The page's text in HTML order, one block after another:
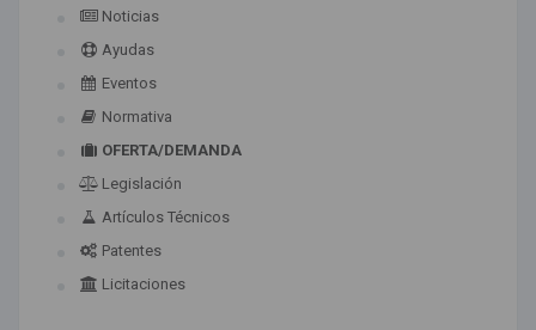
Noticias
Ayudas
Eventos
Normativa
OFERTA/DEMANDA
Legislación
Artículos Técnicos
Patentes
Licitaciones